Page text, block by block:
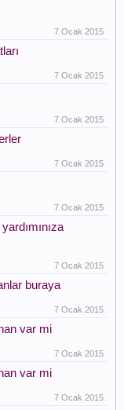
7 Ocak 2015
7 Ocak 2015
7 Ocak 2015
7 Ocak 2015
7 Ocak 2015
7 Ocak 2015
buraya
7 Ocak 2015
var mi
7 Ocak 2015
var mi
7 Ocak 2015